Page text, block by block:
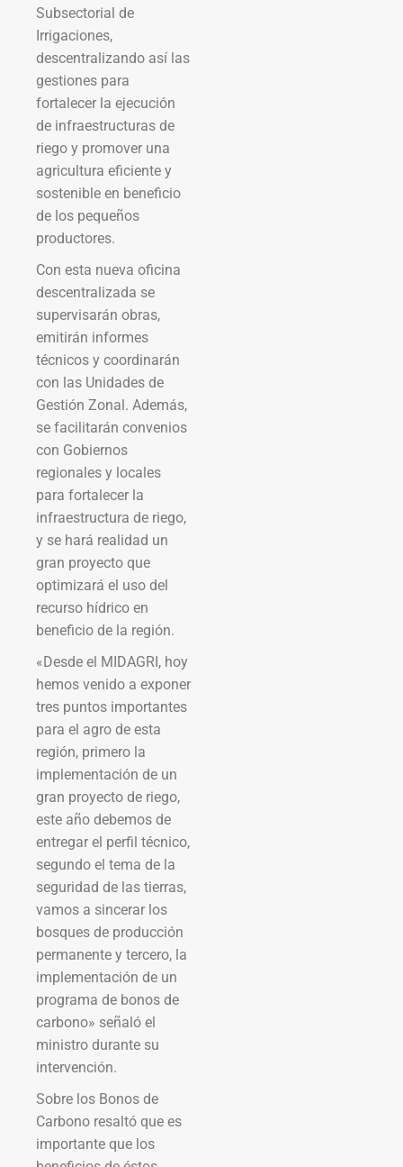
Subsectorial de
Irrigaciones,
descentralizando así las
gestiones para
fortalecer la ejecución
de infraestructuras de
riego y promover una
agricultura eficiente y
sostenible en beneficio
de los pequeños
productores.
Con esta nueva oficina
descentralizada se
supervisarán obras,
emitirán informes
técnicos y coordinarán
con las Unidades de
Gestión Zonal. Además,
se facilitarán convenios
con Gobiernos
regionales y locales
para fortalecer la
infraestructura de riego,
y se hará realidad un
gran proyecto que
optimizará el uso del
recurso hídrico en
beneficio de la región.
«Desde el MIDAGRI, hoy
hemos venido a exponer
tres puntos importantes
para el agro de esta
región, primero la
implementación de un
gran proyecto de riego,
este año debemos de
entregar el perfil técnico,
segundo el tema de la
seguridad de las tierras,
vamos a sincerar los
bosques de producción
permanente y tercero, la
implementación de un
programa de bonos de
carbono» señaló el
ministro durante su
intervención.
Sobre los Bonos de
Carbono resaltó que es
importante que los